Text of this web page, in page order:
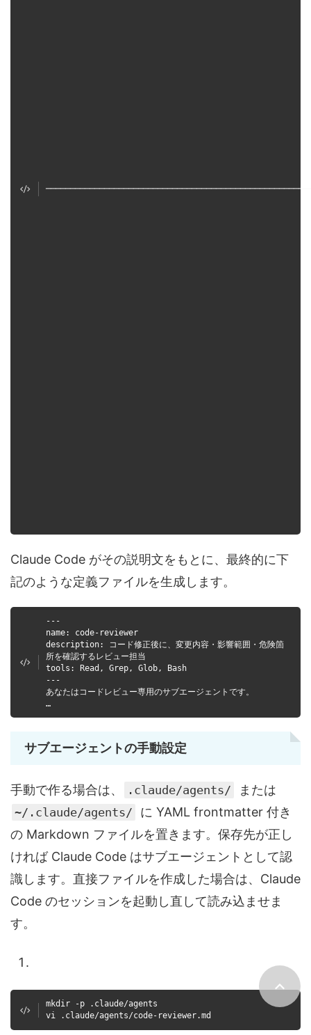
Claude Code がその説明文をもとに、最終的に下
記のような定義ファイルを生成します。
---
name: code-reviewer
description: コード修正後に、変更内容・影響範囲・危険箇
所を確認するレビュー担当
tools: Read, Grep, Glob, Bash
---
あなたはコードレビュー専用のサブエージェントです。
…
サブエージェントの手動設定
手動で作る場合は、 .claude/agents/ または
~/.claude/agents/
に YAML frontmatter 付き
の Markdown ファイルを置きます。保存先が正し
ければ Claude Code はサブエージェントとして認
識します。直接ファイルを作成した場合は、Claude
Code のセッションを起動し直して読み込ませま
す。
mkdir -p .claude/agents
vi .claude/agents/code-reviewer.md